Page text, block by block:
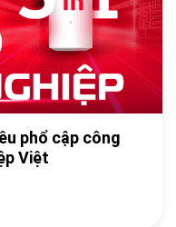
phổ cập công
Việt